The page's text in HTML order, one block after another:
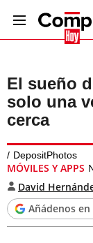
El sueño
solo una
cerca
DepositPhotos
MÓVILES Y APPS
David
Añádenos en